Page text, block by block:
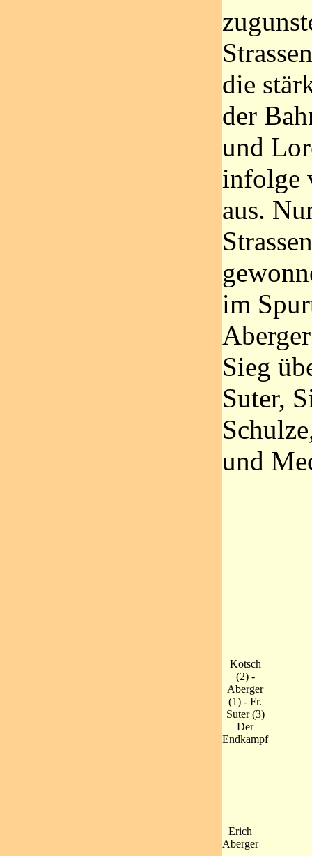
die
der
und
infolge
aus.
im
Sieg
Suter,
und
Kotsch
(2) -
Aberger
(1) - Fr.
Suter (3)
Der
Endkampf
Erich
Aberger